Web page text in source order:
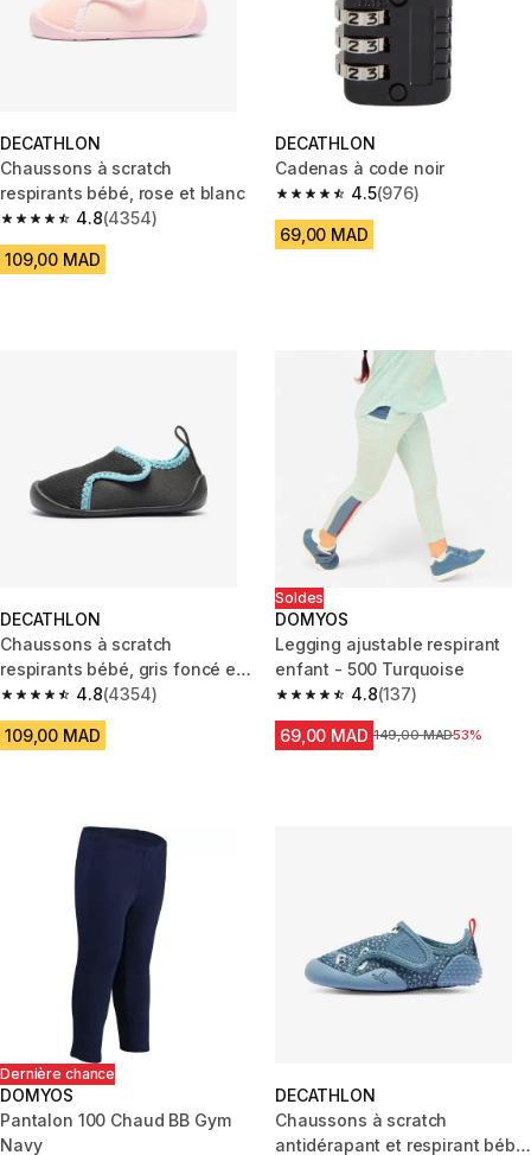
DECATHLON
Chaussons à scratch
respirants bébé, rose et blanc
4.8
4.8 out of 5 stars from 4354 reviews
(4354)
109,00 MAD
DECATHLON
Cadenas à code noir
4.5
4.5 out of 5 stars from 976
(976)
69,00 MAD
DECATHLON
Chaussons à scratch
respirants bébé, gris foncé et
bleu
4.8
4.8 out of 5 stars from 4354 reviews
(4354)
109,00 MAD
Soldes
DOMYOS
Legging ajustable respirant
enfant - 500 Turquoise
4.8
4.8 out of 5 stars from 137
(137)
69,00 MAD Prix avant la réduction
149,00 MAD53%
Dernière chance
DOMYOS
Pantalon 100 Chaud BB Gym
Navy
DECATHLON
Chaussons à scratch
antidérapant et respirant bébé,